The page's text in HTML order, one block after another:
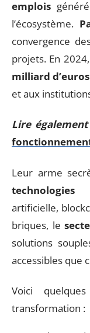
emplois
l’écosystème.
convergence
projets. En
milliard d’euros
et aux
Lire
Leur arme
technologies :
artificielle,
briques, le
solutions
accessibles que
Voici
transformation :